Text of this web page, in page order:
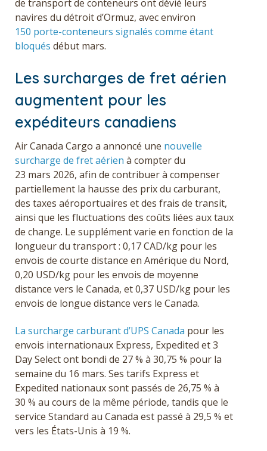
de transport de conteneurs ont dévié leurs
navires du détroit d’Ormuz, avec environ
150 porte-conteneurs signalés comme étant
bloqués début mars.
Les surcharges de fret aérien
augmentent pour les
expéditeurs canadiens
Air Canada Cargo a annoncé une nouvelle
surcharge de fret aérien à compter du
23 mars 2026, afin de contribuer à compenser
partiellement la hausse des prix du carburant,
des taxes aéroportuaires et des frais de transit,
ainsi que les fluctuations des coûts liées aux taux
de change. Le supplément varie en fonction de la
longueur du transport : 0,17 CAD/kg pour les
envois de courte distance en Amérique du Nord,
0,20 USD/kg pour les envois de moyenne
distance vers le Canada, et 0,37 USD/kg pour les
envois de longue distance vers le Canada.
La surcharge carburant d’UPS Canada pour les
envois internationaux Express, Expedited et 3
Day Select ont bondi de 27 % à 30,75 % pour la
semaine du 16 mars. Ses tarifs Express et
Expedited nationaux sont passés de 26,75 % à
30 % au cours de la même période, tandis que le
service Standard au Canada est passé à 29,5 % et
vers les États-Unis à 19 %.